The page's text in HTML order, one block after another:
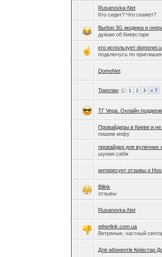
Rusanovka-Net
Кто сидит? Что скажет?
Выбор 3G модема и
думаю об Киевстаре
кто использует
подключусь по
DomoNet
Триолан 1 2 3 » 7
ТГ Vega. Онлайн
Провайдеры в Киеве и не
пишем инфу
провайдер для вуличних
шукаю сабж
интересует отзывы о
Bilink
отзывы
Rusanovka-Net
etherlink.com.ua
Ветряные, частный
Для абонентів Київстар